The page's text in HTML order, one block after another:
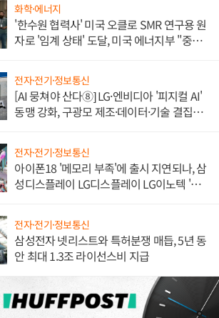
화학·에너지
'한수원 협력사' 미국 오클로 SMR 연구용 원
자로 '임계 상태' 도달, 미국 에너지부 "중요
전자·전기·정보통신
[AI 뭉쳐야 산다⑧] LG·엔비디아 '피지컬 AI'
동맹 강화, 구광모 제조·데이터·기술 결집
전자·전기·정보통신
아이폰18 '메모리 부족'에 출시 지연되나, 삼
성디스플레이 LG디스플레이 LG이노텍 '탈
전자·전기·정보통신
삼성전자 넷리스트와 특허분쟁 매듭, 5년 동
안 최대 1.3조 라이선스비 지급